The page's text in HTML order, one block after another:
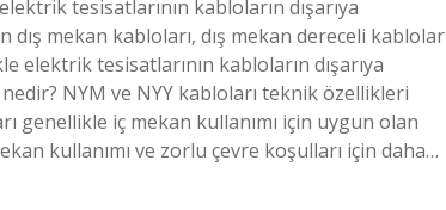
tesisatlarının kabloların dışarıya
mekan kabloları, dış mekan dereceli kablolar
elektrik tesisatlarının kabloların dışarıya
NYM ve NYY kabloları teknik özellikleri
genellikle iç mekan kullanımı için uygun olan
kullanımı ve zorlu çevre koşulları için daha…